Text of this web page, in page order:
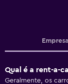
Qual é a rent-a-
Geralmente, os